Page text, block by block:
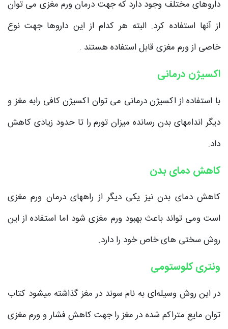
داروهای مختلف وجود دارد که جهت درمان ورم مغزی می توان
از آنها استفاده کرد. البته هر کدام از این داروها جهت نوع
خاصی از ورم مغزی قابل استفاده هستند .
اکسیژن درمانی
با استفاده از اکسیژن درمانی می توان اکسیژن کافی رابه مغز و
دیگر اندامهای بدن رسانده میزان تورم را تا حدود زیادی کاهش
داد.
کاهش دمای بدن
کاهش دمای بدن نیز یکی دیگر از راههای درمان ورم مغزی
است ومی تواند باعث بهبود ورم مغزی شود اما استفاده از این
روش سختی های خاص خود را دارد.
ونتری کلوستومی
در این روش وسیله‌ای به نام سوند در مغز گذاشته میشود کتاب
توان مایع متراکم شده در مغز را جهت کاهش فشار و ورم مغزی